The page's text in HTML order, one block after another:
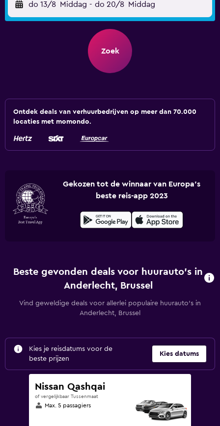
do 13/8 Middag - do 20/8 Middag
Zoek
Ontdek deals van verhuurbedrijven op meer dan 70.000
locaties met momondo.
Gekozen tot de winnaar van Europa's
beste reis-app 2023
Beste gevonden deals voor huurauto's in
Anderlecht, Brussel
Vind geweldige deals voor allerlei populaire huurauto's in
Anderlecht, Brussel
Kies je reisdatums voor de
beste prijzen
Kies datums
Nissan Qashqai
of vergelijkbaar Tussenmaat
Max. 5 passagiers